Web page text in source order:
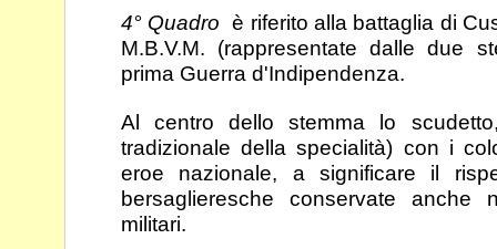
4° Quadroè riferito alla battaglia di
M.B.V.M. (rappresentate dalle due
prima Guerra d'Indipendenza.
Al centro dello stemma lo
tradizionale dellaspecialità) con i
eroe nazionale, a significare il
bersaglieresche conservate
militari.